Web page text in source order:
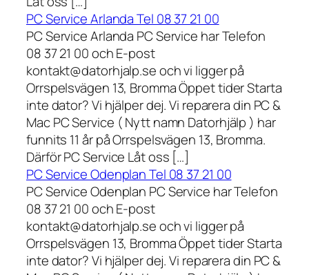
PC Service Arlanda Tel 08 37 21 00
PC Service Arlanda PC Service har Telefon
08 37 21 00 och E-post
kontakt@datorhjalp.se och vi ligger på
Orrspelsvägen 13, Bromma Öppet tider Starta
inte dator? Vi hjälper dej. Vi reparera din PC &
Mac PC Service ( Nytt namn Datorhjälp ) har
funnits 11 år på Orrspelsvägen 13, Bromma.
Därför PC Service Låt oss […]
PC Service Odenplan Tel 08 37 21 00
PC Service Odenplan PC Service har Telefon
08 37 21 00 och E-post
kontakt@datorhjalp.se och vi ligger på
Orrspelsvägen 13, Bromma Öppet tider Starta
inte dator? Vi hjälper dej. Vi reparera din PC &